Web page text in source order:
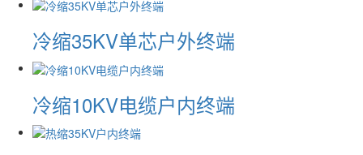
冷缩35KV单芯户外终端
冷缩10KV电缆户内终端